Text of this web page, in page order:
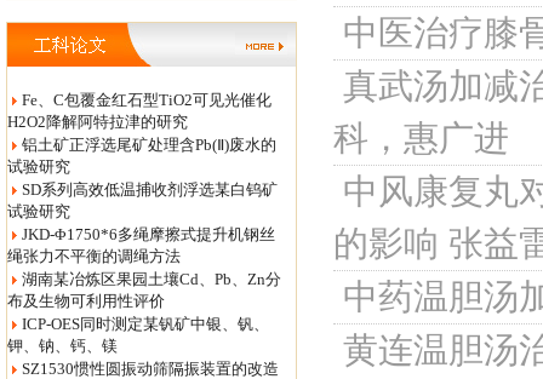
Fe、C包覆金红石型TiO2可见光催化
H2O2降解阿特拉津的研究
铝土矿正浮选尾矿处理含Pb(Ⅱ)废水的
试验研究
SD系列高效低温捕收剂浮选某白钨矿
试验研究
JKD-Φ1750*6多绳摩擦式提升机钢丝
绳张力不平衡的调绳方法
湖南某冶炼区果园土壤Cd、Pb、Zn分
布及生物可利用性评价
ICP-OES同时测定某钒矿中银、钒、
钾、钠、钙、镁
SZ1530惯性圆振动筛隔振装置的改造
中医治疗膝
真武汤加减
科，惠广进
中风康复丸
的影响 张益
中药温胆汤
黄连温胆汤